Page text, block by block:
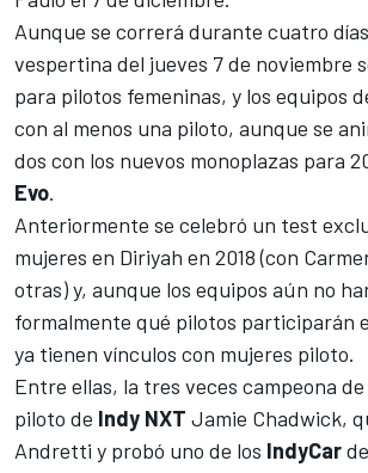
Aunque se correrá durante cuatro
vespertina del jueves 7 de noviembre
para pilotos femeninas, y los equipos
con al menos una piloto, aunque se
dos con los nuevos monoplazas para
Evo.
Anteriormente se celebró un test
mujeres en Diriyah en 2018 (con
otras) y, aunque los equipos aún no
formalmente qué pilotos participarán
ya tienen vínculos con mujeres piloto.
Entre ellas, la tres veces campeona de
piloto de Indy NXT Jamie Chadwick,
Andretti y probó uno de los IndyCar